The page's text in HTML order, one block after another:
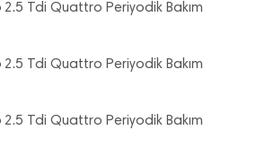
Tdi Quattro Periyodik Bakım
Tdi Quattro Periyodik Bakım
Tdi Quattro Periyodik Bakım